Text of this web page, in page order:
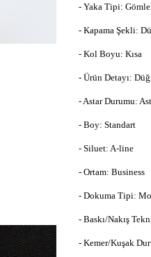
- Yaka Tipi:
- Kapama Şekli:
- Kol Boyu: Kısa
- Ürün Detayı:
- Astar Durumu:
- Boy: Standart
- Siluet: A-line
- Ortam: Business
- Dokuma Tipi:
- Baskı/Nakış
- Kemer/Kuşak